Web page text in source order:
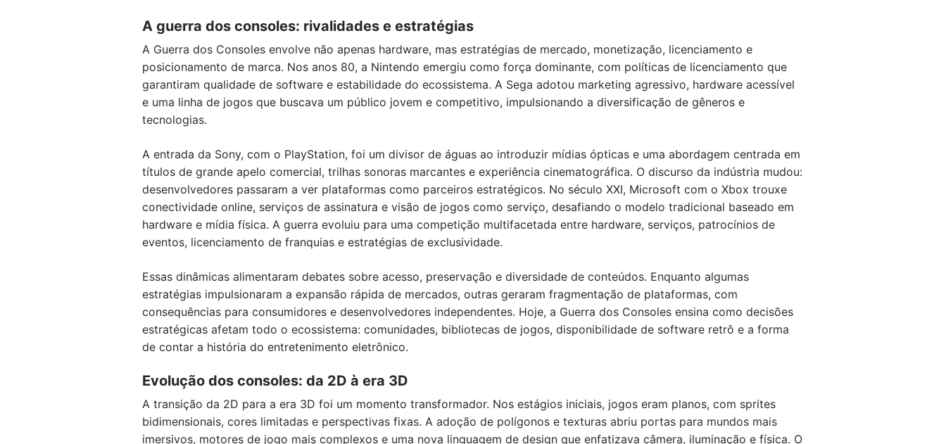
A guerra dos consoles: rivalidades e estratégias
A Guerra dos Consoles envolve não apenas hardware, mas estratégias de mercado, monetização, licenciamento e
posicionamento de marca. Nos anos 80, a Nintendo emergiu como força dominante, com políticas de licenciamento que
garantiram qualidade de software e estabilidade do ecossistema. A Sega adotou marketing agressivo, hardware acessível
e uma linha de jogos que buscava um público jovem e competitivo, impulsionando a diversificação de gêneros e
tecnologias.
A entrada da Sony, com o PlayStation, foi um divisor de águas ao introduzir mídias ópticas e uma abordagem centrada em
títulos de grande apelo comercial, trilhas sonoras marcantes e experiência cinematográfica. O discurso da indústria mudou:
desenvolvedores passaram a ver plataformas como parceiros estratégicos. No século XXI, Microsoft com o Xbox trouxe
conectividade online, serviços de assinatura e visão de jogos como serviço, desafiando o modelo tradicional baseado em
hardware e mídia física. A guerra evoluiu para uma competição multifacetada entre hardware, serviços, patrocínios de
eventos, licenciamento de franquias e estratégias de exclusividade.
Essas dinâmicas alimentaram debates sobre acesso, preservação e diversidade de conteúdos. Enquanto algumas
estratégias impulsionaram a expansão rápida de mercados, outras geraram fragmentação de plataformas, com
consequências para consumidores e desenvolvedores independentes. Hoje, a Guerra dos Consoles ensina como decisões
estratégicas afetam todo o ecossistema: comunidades, bibliotecas de jogos, disponibilidade de software retrô e a forma
de contar a história do entretenimento eletrônico.
Evolução dos consoles: da 2D à era 3D
A transição da 2D para a era 3D foi um momento transformador. Nos estágios iniciais, jogos eram planos, com sprites
bidimensionais, cores limitadas e perspectivas fixas. A adoção de polígonos e texturas abriu portas para mundos mais
imersivos, motores de jogo mais complexos e uma nova linguagem de design que enfatizava câmera, iluminação e física. O